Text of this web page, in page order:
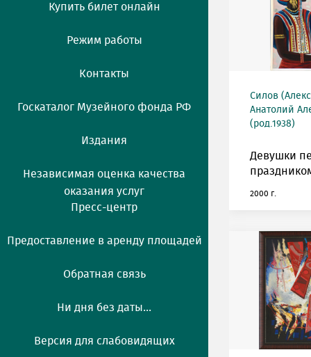
Купить билет онлайн
Режим работы
Контакты
Госкаталог Музейного фонда РФ
Издания
Независимая оценка качества
оказания услуг
Пресс-центр
Предоставление в аренду площадей
Обратная связь
Ни дня без даты...
Версия для слабовидящих
Силов
Анатолий
(род.1938)
Девушки
2000 г.